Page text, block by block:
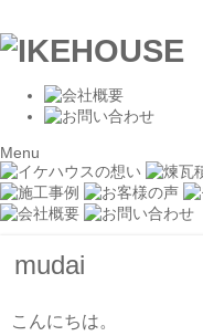
Menu
mudai
こんにちは。